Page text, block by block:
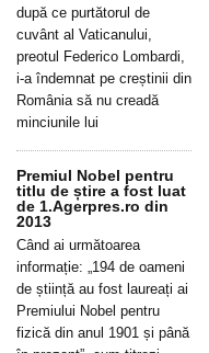
după ce purtătorul de
cuvânt al Vaticanului,
preotul Federico Lombardi,
i-a îndemnat pe creștinii din
România să nu creadă
minciunile lui
Premiul Nobel pentru
titlu de știre a fost luat
de 1.Agerpres.ro din
2013
Când ai următoarea
informație: „194 de oameni
de știință au fost laureați ai
Premiului Nobel pentru
fizică din anul 1901 și până